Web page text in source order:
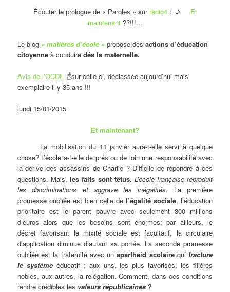
Écouter le prologue de « Paroles » surradio4 : ♪ Et
maintenant??!!!…
Le blog « matières d’école » propose desactions d’éducation
citoyenne à conduiredés la maternelle.
Avis de l’OCDE ☝sur celle-ci, déclassée aujourd’hui mais
exemplaire il y 35 ans !!!
lundi 15/01/2015
Et maintenant?
La mobilisation du 11 janvier aura-t-elle servi à quelque
chose? L’école a-t-elle de prés ou de loin une responsabilité avec
la dérive des assassins de Charlie ? Difficile de répondre à ces
questions. Mais,les faits sont têtus. L’école française reproduit
les discriminations et aggrave les inégalités.
La première
promesse oubliée est bien celle de l’égalité sociale, l’éducation
prioritaire est le parent pauvre avec seulement 300 millions
d’euros alors que les besoins sont énormes; par ailleurs, le
décret favorisant la mixité sociale est facultatif, la circulaire
d’application diminue d’autant sa portée. La seconde promesse
oubliée est la fraternité avec unapartheid scolairequi fracture
le système éducatif ; aux uns, les plus favorisés, les filières
nobles, aux autres, la relégation. Comment, dans ces conditions
rendre crédibles les valeurs républicaines ?